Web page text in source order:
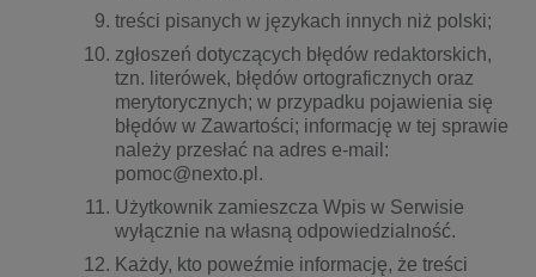
treści pisanych w językach innych niż polski;
zgłoszeń dotyczących błędów redaktorskich,
tzn. literówek, błędów ortograficznych oraz
merytorycznych; w przypadku pojawienia się
błędów w Zawartości; informację w tej sprawie
należy przesłać na adres e-mail:
pomoc@nexto.pl.
Użytkownik zamieszcza Wpis w Serwisie
wyłącznie na własną odpowiedzialność.
Każdy, kto poweźmie informację, że treści